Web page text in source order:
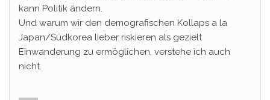
kann Politik ändern.
Und warum wir den demografischen Kollaps a la
Japan/Südkorea lieber riskieren als gezielt
Einwanderung zu ermöglichen, verstehe ich auch
nicht.